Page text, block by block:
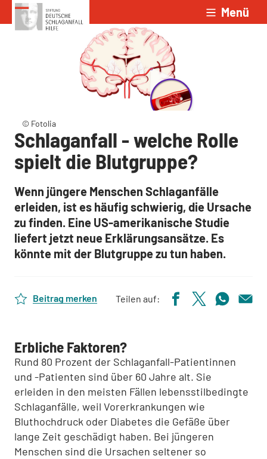
Zum Inhalt springen Menü
© Fotolia
Schlaganfall - welche Rolle
spielt die Blutgruppe?
Wenn jüngere Menschen Schlaganfälle
erleiden, ist es häufig schwierig, die Ursache
zu finden. Eine US-amerikanische Studie
liefert jetzt neue Erklärungsansätze. Es
könnte mit der Blutgruppe zu tun haben.
Beitrag merken Teilen auf:
Erbliche Faktoren?
Rund 80 Prozent der Schlaganfall-Patientinnen
und -Patienten sind über 60 Jahre alt. Sie
erleiden in den meisten Fällen lebensstilbedingte
Schlaganfälle, weil Vorerkrankungen wie
Bluthochdruck oder Diabetes die Gefäße über
lange Zeit geschädigt haben. Bei jüngeren
Menschen sind die Ursachen seltener so